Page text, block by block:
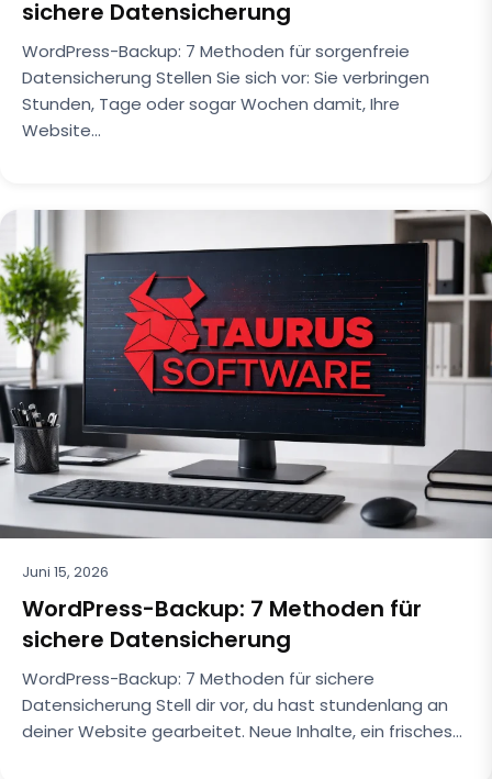
sichere Datensicherung
WordPress-Backup: 7 Methoden für sorgenfreie
Datensicherung Stellen Sie sich vor: Sie verbringen
Stunden, Tage oder sogar Wochen damit, Ihre
Website…
Juni 15, 2026
WordPress-Backup: 7 Methoden für
sichere Datensicherung
WordPress-Backup: 7 Methoden für sichere
Datensicherung Stell dir vor, du hast stundenlang an
deiner Website gearbeitet. Neue Inhalte, ein frisches…